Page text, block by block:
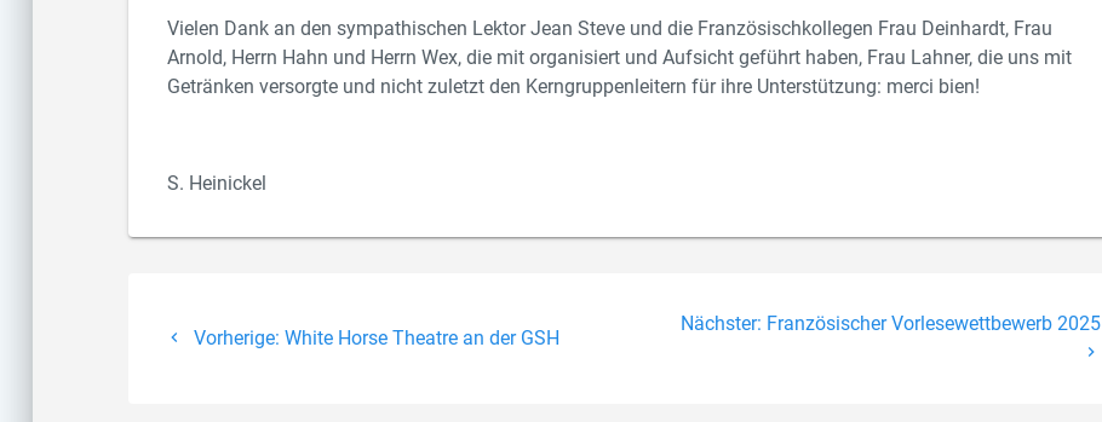
Vielen Dank an den sympathischen Lektor Jean Steve und die Französischkollegen Frau Deinhardt, Frau
Arnold, Herrn Hahn und Herrn Wex, die mit organisiert und Aufsicht geführt haben, Frau Lahner, die uns mit
Getränken versorgte und nicht zuletzt den Kerngruppenleitern für ihre Unterstützung: merci bien!
S. Heinickel
Vorherige: Vorheriger
White Horse Theatre an der GSH
Nächster: Nächster
Französischer Vorlesewettbewerb 2025